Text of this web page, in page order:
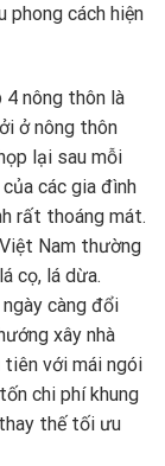
phong cách hiện
4 nông thôn là
ở nông thôn
lại sau mỗi
các gia đình
rất thoáng mát.
Nam thường
cọ, lá dừa.
càng đổi
xây nhà
tiên với mái ngói
chi phí khung
thế tối ưu